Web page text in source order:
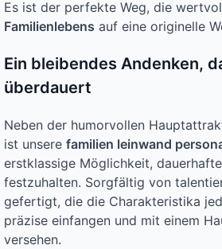
Es ist der perfekte Weg, die
Familienlebens auf eine originelle
Ein bleibendes Andenken,
überdauert
Neben der humorvollen
ist unsere familien leinwand
erstklassige Möglichkeit, dauerhafte
festzuhalten. Sorgfältig von
gefertigt, die die Charakteristika
präzise einfangen und mit einem
versehen.